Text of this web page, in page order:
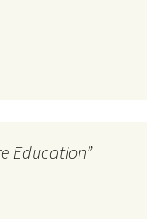
Education”